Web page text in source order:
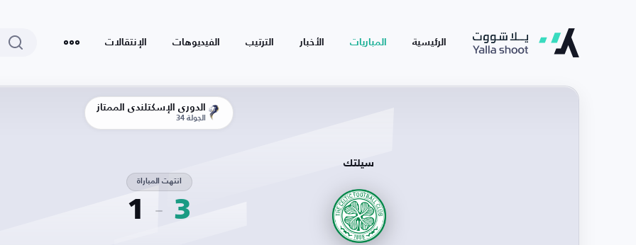
الرئيسية المباريات الأخبار الترتيب الفيديوهات الإنتقالات
الدوري الإسكتلندي الممتاز
الجولة 34
سيلتك
3
انتهت المباراة
1